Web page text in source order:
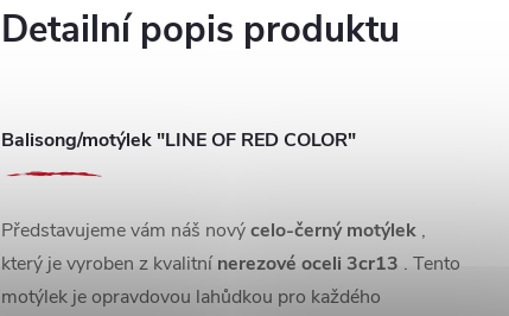
Detailní popis produktu
Balisong/motýlek "LINE OF RED COLOR"
Představujeme vám náš novýcelo-černý motýlek ,
který je vyroben z kvalitní nerezové oceli 3cr13 . Tento
motýlek je opravdovou lahůdkou pro každého